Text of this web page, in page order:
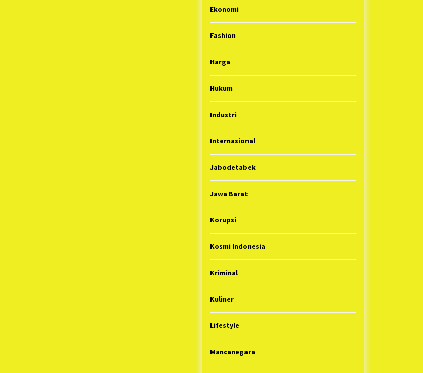
Ekonomi
Fashion
Harga
Hukum
Industri
Internasional
Jabodetabek
Jawa Barat
Korupsi
Kosmi Indonesia
Kriminal
Kuliner
Lifestyle
Mancanegara